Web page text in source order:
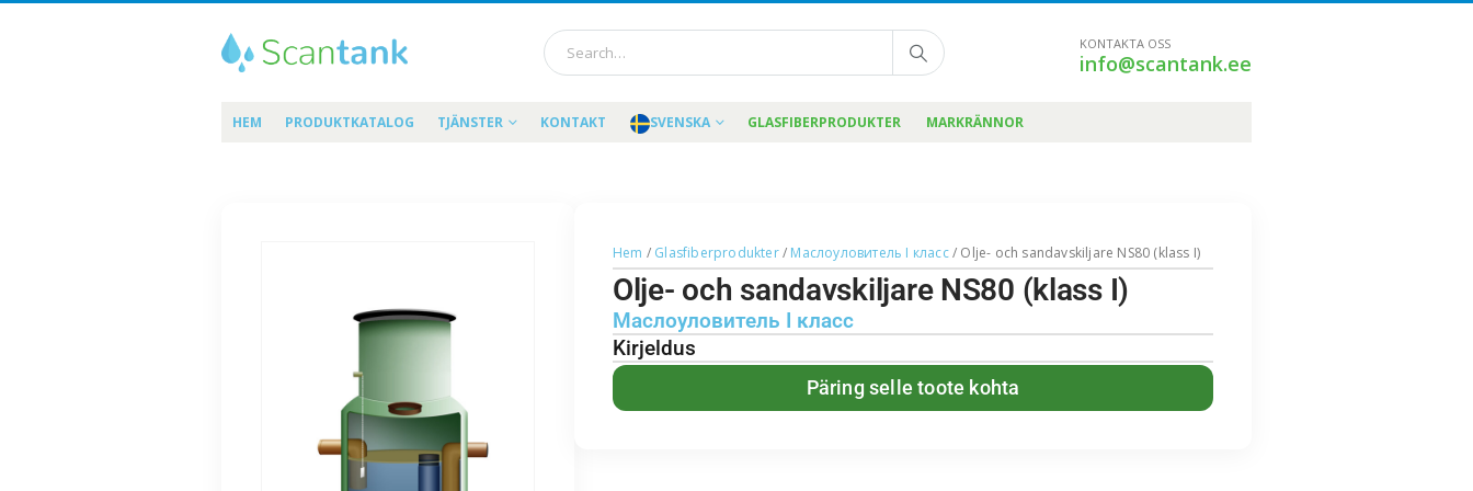
KONTAKTA OSS
info@scantank.ee
HEM PRODUKTKATALOG TJÄNSTER KONTAKT SVENSKA GLASFIBERPRODUKTER MARKRÄNNOR
Hem / Glasfiberprodukter/ Маслоуловитель I класс/ Olje- och sandavskiljare NS80 (klass I)
Olje- och sandavskiljare NS80 (klass I)
Маслоуловитель I класс
Kirjeldus
Päring selle toote kohta